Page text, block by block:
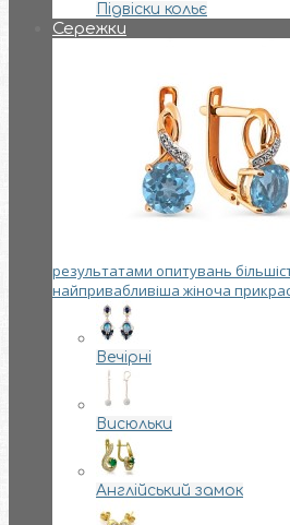
Підвіски кольє
Сережки
результатами опитувань
найпривабливіша жіноча
Вечірні
Висюльки
Англійський замок